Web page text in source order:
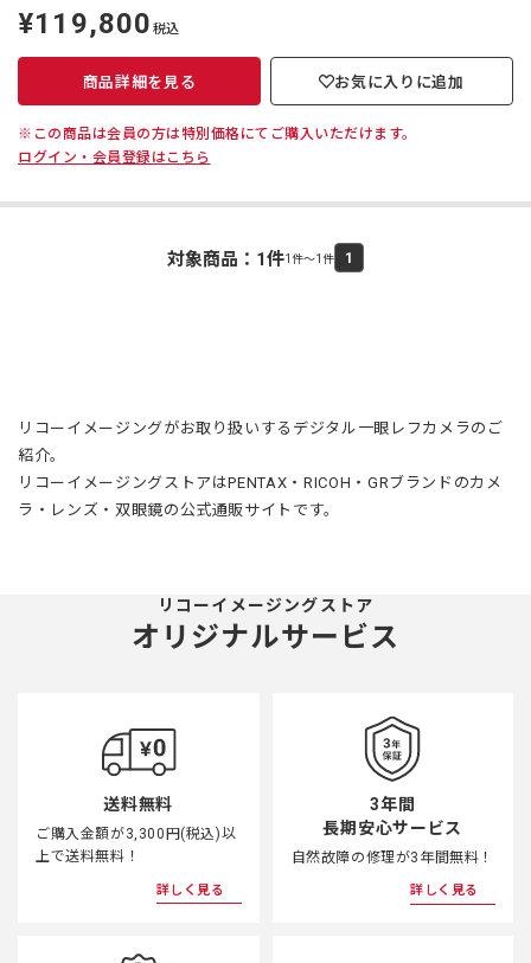
定
価
¥119,800 税込
商品詳細を見る お気に入りに追加
※この商品は会員の方は特別価格にてご購入いただけます。
ログイン・会員登録はこちら
対象商品： 1件1件～1件 1
リコーイメージングがお取り扱いするデジタル一眼レフカメラのご
紹介。
リコーイメージングストアはPENTAX・RICOH・GRブランドのカメ
ラ・レンズ・双眼鏡の公式通販サイトです。
リコーイメージングストア
オリジナルサービス
送料無料
ご購入金額が3,300円(税込)以
上で送料無料！
詳しく見る
3年間
長期安心サービス
自然故障の修理が3年間無料！
詳しく見る